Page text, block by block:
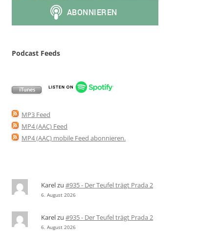
Podcast Feeds
MP3 Feed
MP4 (AAC) Feed
MP4 (AAC) mobile Feed abonnieren.
Karelzu #935 - Der Teufel trägt Prada 2
6. August 2026
Karelzu #935 - Der Teufel trägt Prada 2
6. August 2026